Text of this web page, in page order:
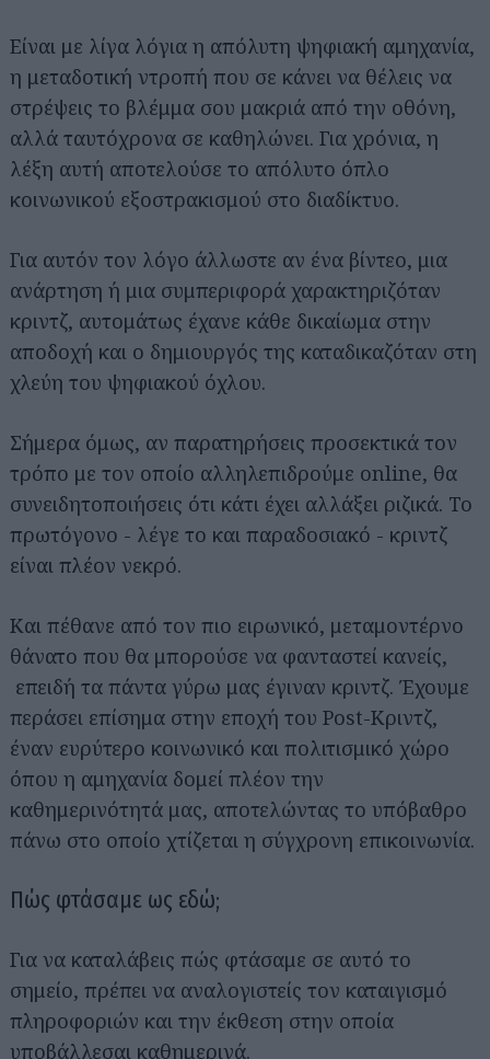
Είναι με λίγα λόγια η απόλυτη ψηφιακή αμηχανία,
η μεταδοτική ντροπή που σε κάνει να θέλεις να
στρέψεις το βλέμμα σου μακριά από την οθόνη,
αλλά ταυτόχρονα σε καθηλώνει. Για χρόνια, η
λέξη αυτή αποτελούσε το απόλυτο όπλο
κοινωνικού εξοστρακισμού στο διαδίκτυο.
Για αυτόν τον λόγο άλλωστε αν ένα βίντεο, μια
ανάρτηση ή μια συμπεριφορά χαρακτηριζόταν
κριντζ, αυτομάτως έχανε κάθε δικαίωμα στην
αποδοχή και ο δημιουργός της καταδικαζόταν στη
χλεύη του ψηφιακού όχλου.
Σήμερα όμως, αν παρατηρήσεις προσεκτικά τον
τρόπο με τον οποίο αλληλεπιδρούμε online, θα
συνειδητοποιήσεις ότι κάτι έχει αλλάξει ριζικά. Το
πρωτόγονο - λέγε το και παραδοσιακό - κριντζ
είναι πλέον νεκρό.
Και πέθανε από τον πιο ειρωνικό, μεταμοντέρνο
θάνατο που θα μπορούσε να φανταστεί κανείς,
επειδή τα πάντα γύρω μας έγιναν κριντζ. Έχουμε
περάσει επίσημα στην εποχή του Post-Κριντζ,
έναν ευρύτερο κοινωνικό και πολιτισμικό χώρο
όπου η αμηχανία δομεί πλέον την
καθημερινότητά μας, αποτελώντας το υπόβαθρο
πάνω στο οποίο χτίζεται η σύγχρονη επικοινωνία.
Πώς φτάσαμε ως εδώ;
Για να καταλάβεις πώς φτάσαμε σε αυτό το
σημείο, πρέπει να αναλογιστείς τον καταιγισμό
πληροφοριών και την έκθεση στην οποία
υποβάλλεσαι καθημερινά.